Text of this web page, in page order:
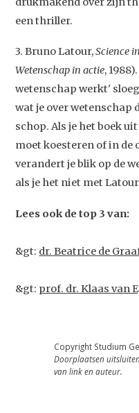
een thriller.
3. Bruno Latour,Science
Wetenschap in actie,
wetenschap werkt'
wat je over wetenschap
schop. Als je het boek
moet koesteren of in de
verandert je blik op de
als je het niet met
Lees ook de top 3 van:
&gt: dr. Beatrice de
&gt: prof. dr. Klaas van
Copyright Studium
Doorplaatsen
van link en auteur.